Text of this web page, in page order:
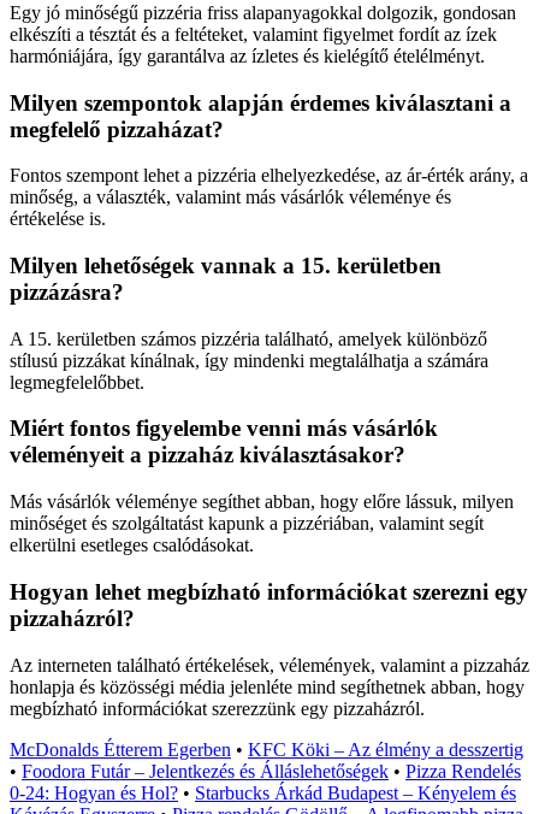
Egy jó minőségű pizzéria friss alapanyagokkal dolgozik, gondosan
elkészíti a tésztát és a feltéteket, valamint figyelmet fordít az ízek
harmóniájára, így garantálva az ízletes és kielégítő ételélményt.
Milyen szempontok alapján érdemes kiválasztani a
megfelelő pizzaházat?
Fontos szempont lehet a pizzéria elhelyezkedése, az ár-érték arány, a
minőség, a választék, valamint más vásárlók véleménye és
értékelése is.
Milyen lehetőségek vannak a 15. kerületben
pizzázásra?
A 15. kerületben számos pizzéria található, amelyek különböző
stílusú pizzákat kínálnak, így mindenki megtalálhatja a számára
legmegfelelőbbet.
Miért fontos figyelembe venni más vásárlók
véleményeit a pizzaház kiválasztásakor?
Más vásárlók véleménye segíthet abban, hogy előre lássuk, milyen
minőséget és szolgáltatást kapunk a pizzériában, valamint segít
elkerülni esetleges csalódásokat.
Hogyan lehet megbízható információkat szerezni egy
pizzaházról?
Az interneten található értékelések, vélemények, valamint a pizzaház
honlapja és közösségi média jelenléte mind segíthetnek abban, hogy
megbízható információkat szerezzünk egy pizzaházról.
McDonalds Étterem Egerben • KFC Köki – Az élmény a desszertig
• Foodora Futár – Jelentkezés és Álláslehetőségek • Pizza Rendelés
0-24: Hogyan és Hol? • Starbucks Árkád Budapest – Kényelem és